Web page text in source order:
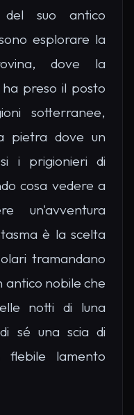
suo antico
esplorare la
dove la
preso il posto
sotterranee,
pietra dove un
i prigionieri di
cosa vedere a
un'avventura
è la scelta
tramandano
antico nobile che
notti di luna
sé una scia di
lamento